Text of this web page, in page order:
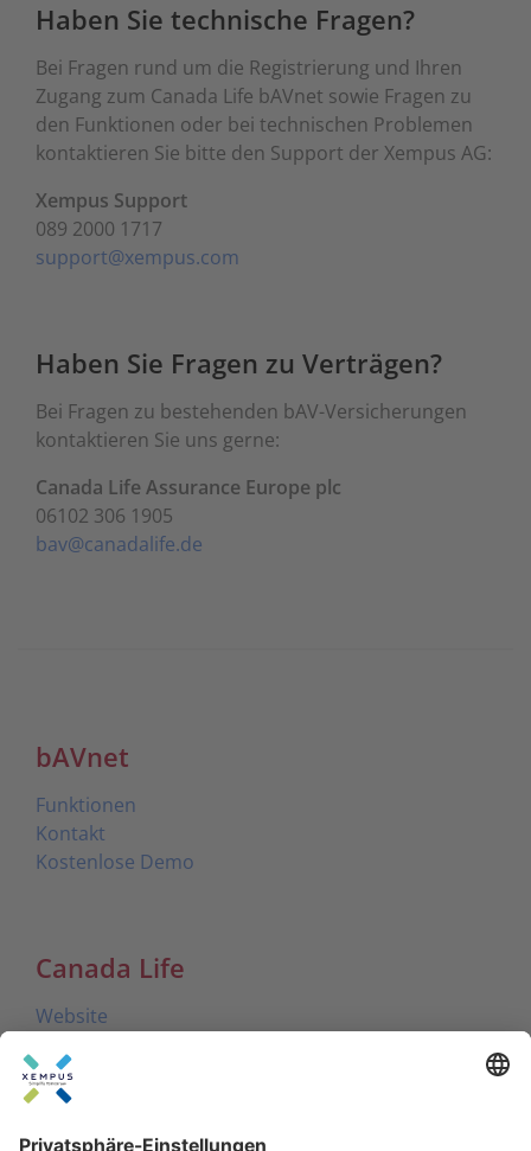
Haben Sie technische Fragen?
Bei Fragen rund um die Registrierung und Ihren
Zugang zum Canada Life bAVnet sowie Fragen zu
den Funktionen oder bei technischen Problemen
kontaktieren Sie bitte den Support der Xempus AG:
Xempus Support
089 2000 1717
support@xempus.com
Haben Sie Fragen zu Verträgen?
Bei Fragen zu bestehenden bAV-Versicherungen
kontaktieren Sie uns gerne:
Canada Life Assurance Europe plc
06102 306 1905
bav@canadalife.de
bAVnet
Funktionen
Kontakt
Kostenlose Demo
Canada Life
Website